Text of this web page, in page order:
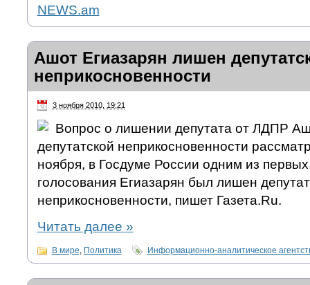
NEWS.am
Ашот Егиазарян лишен
неприкосновенности
3 ноября 2010, 19:21
Вопрос о лишении депутата от ЛДПР
депутатской неприкосновенности
ноября, в Госдуме России одним из
голосования Егиазарян был лишен
неприкосновенности, пишет Газета.Ru.
Читать далее »
В мире, Политика Информационно-аналитическое